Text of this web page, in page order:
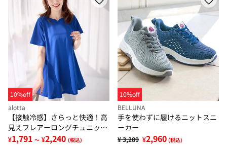
10%off
alotta
【接触冷感】さらっと快適！高
見えフレアーロングチュニック
Ｔシャツ
¥1,791 ～ ¥2,240 (税込)
10%off
BELLUNA
手を使わずに履けるニットスニ
ーカー
¥ 3,289 ¥2,960 (税込)